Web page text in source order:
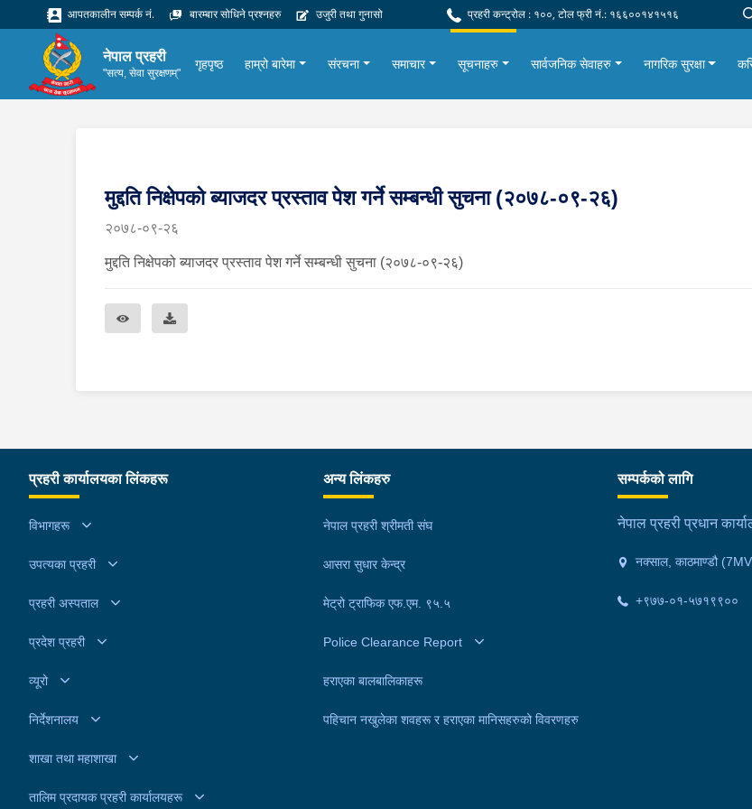
आपतकालीन सम्पर्क नं. बारम्बार सोधिने प्रश्नहरु उजुरी तथा गुनासो प्रहरी कन्ट्रोल : १००, टोल फ्री नं.: १६६००१४१५१६
नेपाल प्रहरी
"सत्य, सेवा सुरक्षणम्"
गृहपृष्ठ हाम्रो बारेमा संरचना समाचार सूचनाहरु सार्वजनिक सेवाहरु नागरिक सुरक्षा
मुद्दति निक्षेपको ब्याजदर प्रस्ताव पेश गर्ने सम्बन्धी सुचना (२०७८-०९-२६)
२०७८-०९-२६
मुद्दति निक्षेपको ब्याजदर प्रस्ताव पेश गर्ने सम्बन्धी सुचना (२०७८-०९-२६)
प्रहरी कार्यालयका लिंकहरू
विभागहरू
उपत्यका प्रहरी
प्रहरी अस्पताल
प्रदेश प्रहरी
व्यूरो
निर्देशनालय
शाखा तथा महाशाखा
तालिम प्रदायक प्रहरी कार्यालयहरू
अन्य लिंकहरु
नेपाल प्रहरी श्रीमती संघ
आसरा सुधार केन्द्र
मेट्रो ट्राफिक एफ.एम. ९५.५
Police Clearance Report
हराएका बालबालिकाहरू
पहिचान नखुलेका शवहरू र हराएका मानिसहरुको विवरणहरु
सम्पर्कको लागि
नेपाल प्रहरी प्रधान
नक्साल, काठमाण्डौ
+९७७-०१-५७१९९००